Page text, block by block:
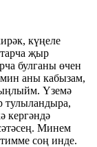
күңеле
җыр
булганы өчен
аны кабызам,
Үземә
тулыландыра,
кергәндә
Минем
соң инде.